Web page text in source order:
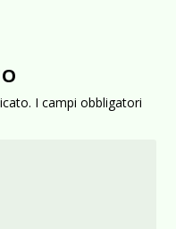
I campi obbligatori